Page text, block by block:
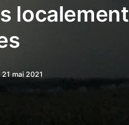
localement
21 mai 2021